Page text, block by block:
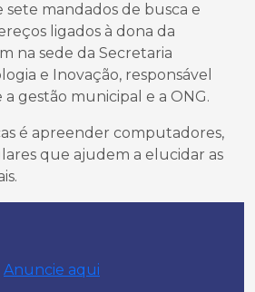
mandados de busca e
ligados à dona da
na sede da Secretaria
e Inovação, responsável
gestão municipal e a ONG.
é apreender computadores,
que ajudem a elucidar as
Anuncie aqui